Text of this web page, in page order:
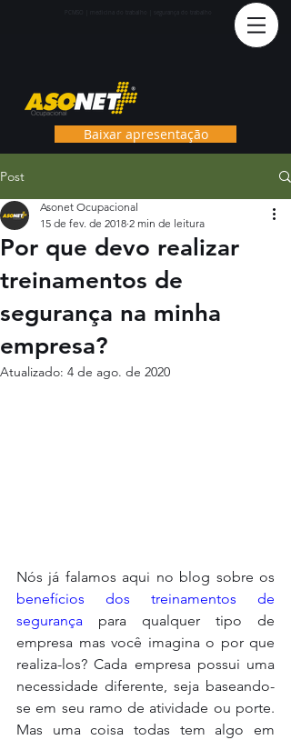
Baixar apresentação
Post
Por que devo realizar
treinamentos de
segurança na minha
empresa?
Asonet Ocupacional
15 de fev. de 2018 2 min de leitura
Atualizado: 4 de ago. de 2020
benefícios dos treinamentos de
segurança para qualquer tipo de
empresa mas você imagina o por que
realiza-los? Cada empresa possui uma
necessidade diferente, seja baseando-
se em seu ramo de atividade ou porte.
Mas uma coisa todas tem algo em